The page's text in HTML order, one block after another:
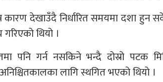
कारण देखाउँदै निर्धारित समयमा दशा हुन
थियो ।
पनि गर्न नसकिने भन्दै दोस्रो पटक
लागि स्थगित भएको थियो ।